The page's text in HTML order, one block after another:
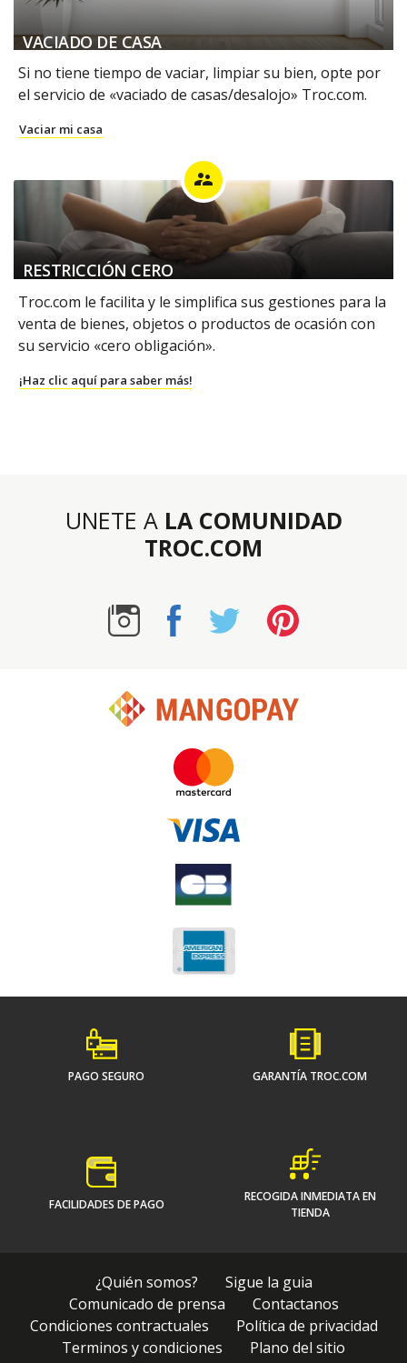
VACIADO DE CASA
Si no tiene tiempo de vaciar, limpiar su bien, opte por
el servicio de «vaciado de casas/desalojo» Troc.com.
Vaciar mi casa
supervisor_account
RESTRICCIÓN CERO
Troc.com le facilita y le simplifica sus gestiones para la
venta de bienes, objetos o productos de ocasión con
su servicio «cero obligación».
¡Haz clic aquí para saber más!
UNETE A LA COMUNIDAD
TROC.COM
PAGO SEGURO GARANTÍA TROC.COM
FACILIDADES DE PAGO
RECOGIDA INMEDIATA EN
TIENDA
¿Quién somos?
Sigue la guia
Comunicado de prensa
Contactanos
Condiciones contractuales
Política de privacidad
Terminos y condiciones
Plano del sitio